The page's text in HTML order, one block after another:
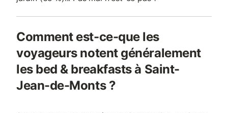
Comment est-ce-que les
voyageurs notent généralement
les bed & breakfasts à Saint-
Jean-de-Monts ?